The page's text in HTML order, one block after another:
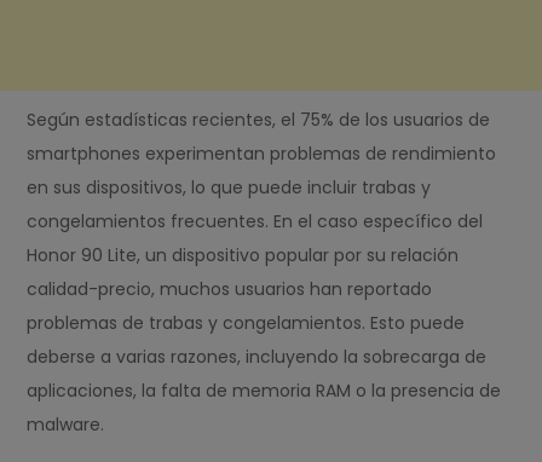
Según estadísticas recientes, el 75% de los usuarios de
smartphones experimentan problemas de rendimiento
en sus dispositivos, lo que puede incluir trabas y
congelamientos frecuentes. En el caso específico del
Honor 90 Lite, un dispositivo popular por su relación
calidad-precio, muchos usuarios han reportado
problemas de trabas y congelamientos. Esto puede
deberse a varias razones, incluyendo la sobrecarga de
aplicaciones, la falta de memoria RAM o la presencia de
malware.